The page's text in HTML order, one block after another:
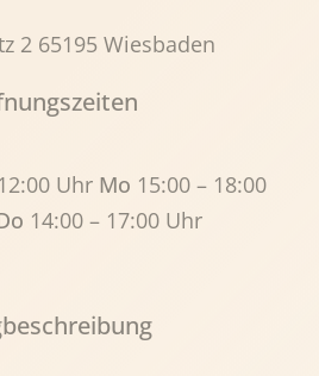
2 65195 Wiesbaden
Uhr Mo 15:00 – 18:00
14:00 – 17:00 Uhr